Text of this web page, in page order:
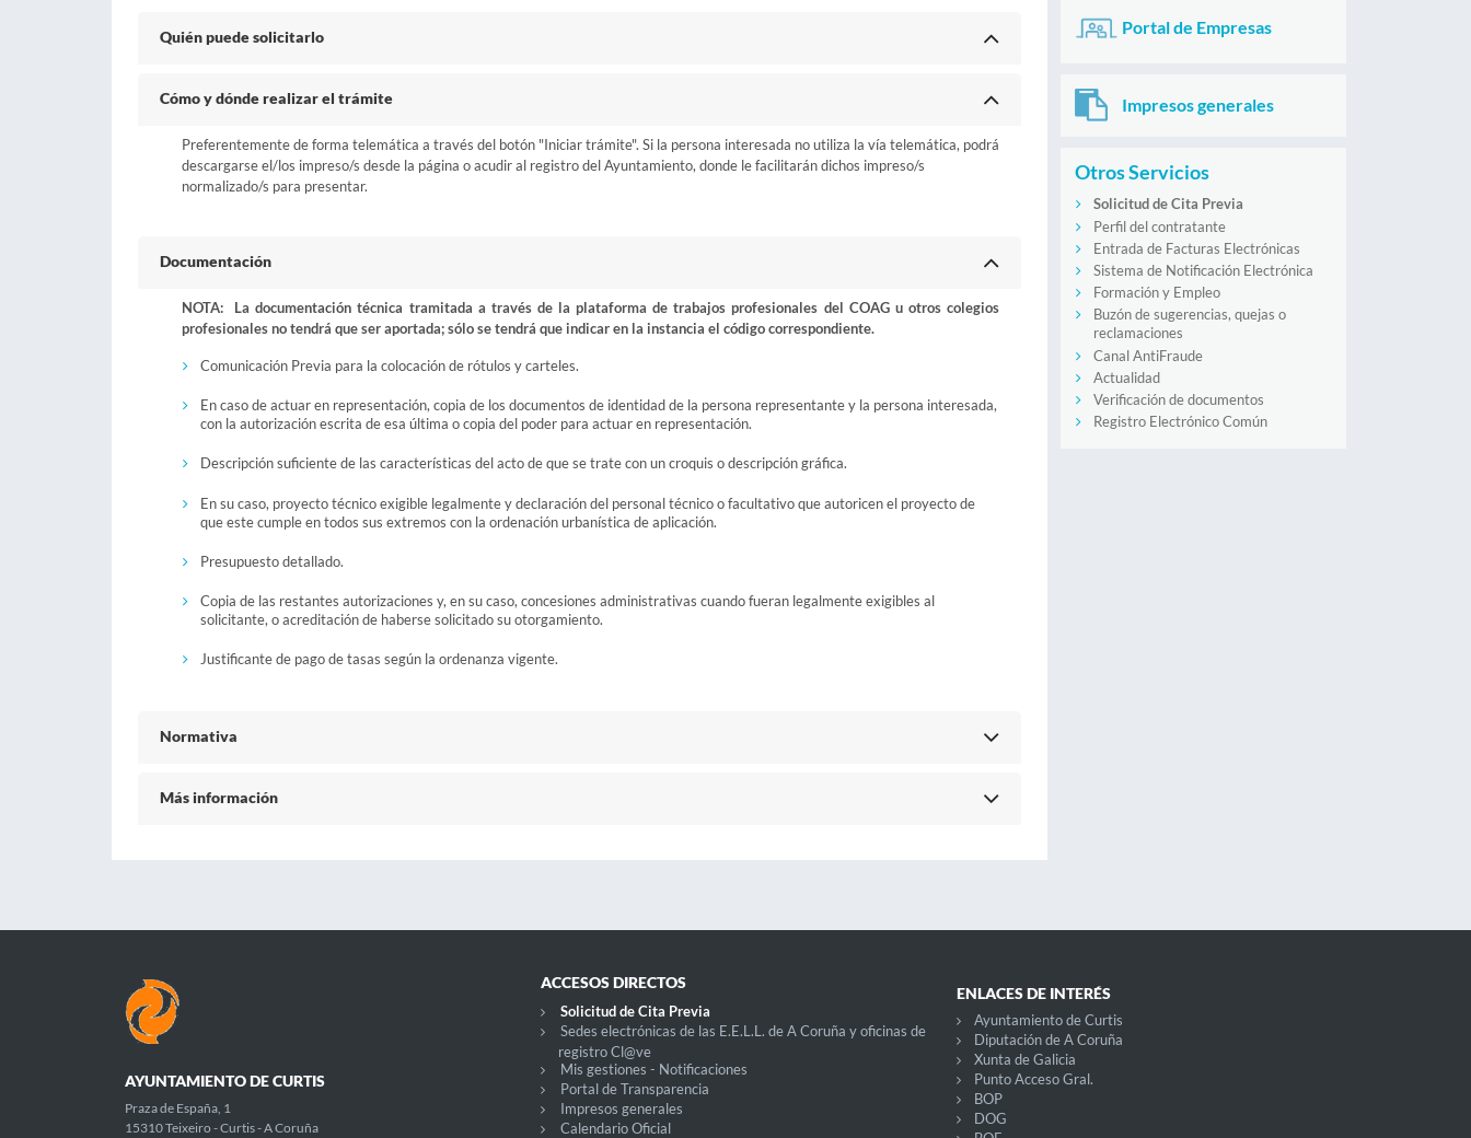
Quién puede solicitarlo
Cómo y dónde realizar el trámite
Preferentemente de forma telemática a través del botón "Iniciar trámite". Si la persona interesada no utiliza la vía telemática, podrá
descargarse el/los impreso/s desde la página o acudir al registro del Ayuntamiento, donde le facilitarán dichos impreso/s
normalizado/s para presentar.
Documentación
NOTA: La documentación técnica tramitada a través de la plataforma de trabajos profesionales del COAG u otros colegios
profesionales no tendrá que ser aportada; sólo se tendrá que indicar en la instancia el código correspondiente.
Comunicación Previa para la colocación de rótulos y carteles.
En caso de actuar en representación, copia de los documentos de identidad de la persona representante y la persona interesada,
con la autorización escrita de esa última o copia del poder para actuar en representación.
Descripción suficiente de las características del acto de que se trate con un croquis o descripción gráfica.
En su caso, proyecto técnico exigible legalmente y declaración del personal técnico o facultativo que autoricen el proyecto de
que este cumple en todos sus extremos con la ordenación urbanística de aplicación.
Presupuesto detallado.
Copia de las restantes autorizaciones y, en su caso, concesiones administrativas cuando fueran legalmente exigibles al
solicitante, o acreditación de haberse solicitado su otorgamiento.
Justificante de pago de tasas según la ordenanza vigente.
Normativa
Más información
Portal de Empresas
Impresos generales
Otros Servicios
Solicitud de Cita Previa
Perfil del contratante
Entrada de Facturas Electrónicas
Sistema de Notificación Electrónica
Formación y Empleo
Buzón de sugerencias, quejas o
reclamaciones
Canal AntiFraude
Actualidad
Verificación de documentos
Registro Electrónico Común
AYUNTAMIENTO DE CURTIS
Praza de España, 1
15310 Teixeiro - Curtis - A Coruña
ACCESOS DIRECTOS
Solicitud de Cita Previa
Sedes electrónicas de las E.E.L.L. de A Coruña y oficinas de
registro Cl@ve
Mis gestiones - Notificaciones
Portal de Transparencia
Impresos generales
Calendario Oficial
ENLACES DE INTERÉS
Ayuntamiento de Curtis
Diputación de A Coruña
Xunta de Galicia
Punto Acceso Gral.
BOP
DOG